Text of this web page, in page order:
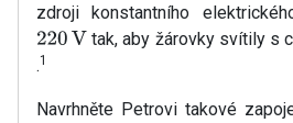
zdroji konstantního
220V
tak, aby žárovky svítily s
.1
Navrhněte Petrovi takové